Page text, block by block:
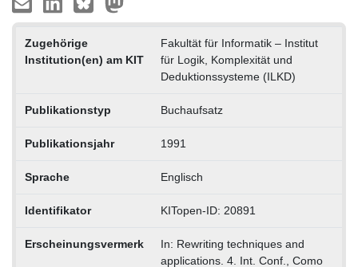
Zugehörige
Institution(en) am KIT
Fakultät für Informatik – Institut
für Logik, Komplexität und
Deduktionssysteme (ILKD)
Publikationstyp Buchaufsatz
Publikationsjahr 1991
Sprache Englisch
Identifikator KITopen-ID: 20891
Erscheinungsvermerk
In: Rewriting techniques and
applications. 4. Int. Conf., Como